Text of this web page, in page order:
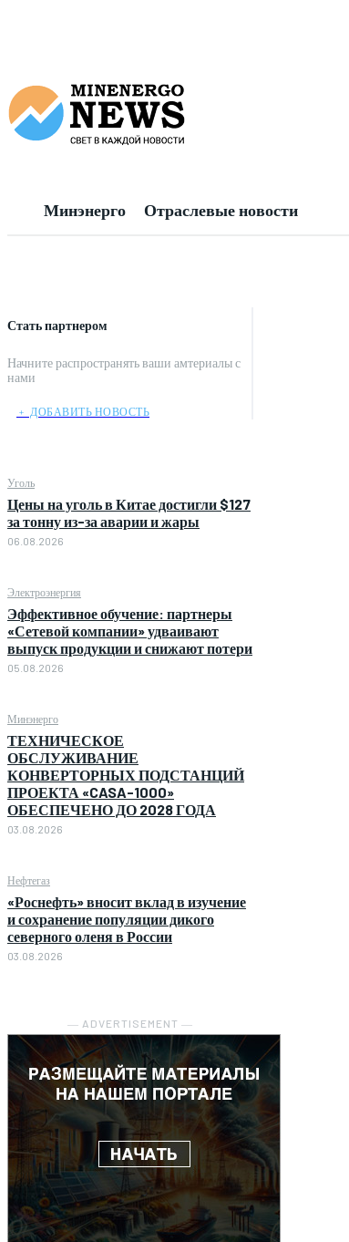
Минэнерго Отраслевые новости
Стать партнером
Начните распространять ваши амтериалы с
нами
﹢ ДОБАВИТЬ НОВОСТЬ
Уголь
Цены на уголь в Китае достигли $127
за тонну из-за аварии и жары
06.08.2026
Электроэнергия
Эффективное обучение: партнеры
«Сетевой компании» удваивают
выпуск продукции и снижают потери
05.08.2026
Минэнерго
ТЕХНИЧЕСКОЕ
ОБСЛУЖИВАНИЕ
КОНВЕРТОРНЫХ ПОДСТАНЦИЙ
ПРОЕКТА «CASA-1000»
ОБЕСПЕЧЕНО ДО 2028 ГОДА
03.08.2026
Нефтегаз
«Роснефть» вносит вклад в изучение
и сохранение популяции дикого
северного оленя в России
03.08.2026
― ADVERTISEMENT ―